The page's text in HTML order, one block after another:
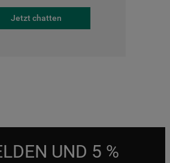
Jetzt chatten
UND 5 %